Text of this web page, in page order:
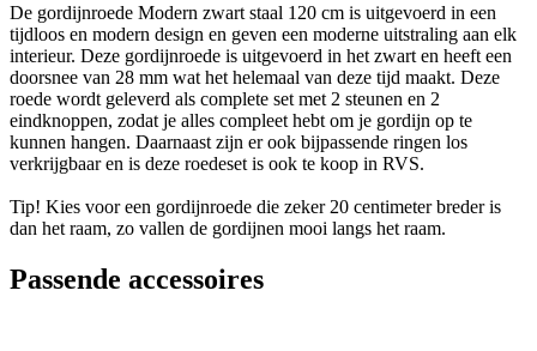
De gordijnroede Modern zwart staal 120 cm is uitgevoerd in een
tijdloos en modern design en geven een moderne uitstraling aan elk
interieur. Deze gordijnroede is uitgevoerd in het zwart en heeft een
doorsnee van 28 mm wat het helemaal van deze tijd maakt. Deze
roede wordt geleverd als complete set met 2 steunen en 2
eindknoppen, zodat je alles compleet hebt om je gordijn op te
kunnen hangen. Daarnaast zijn er ook bijpassende ringen los
verkrijgbaar en is deze roedeset is ook te koop in RVS.
Tip! Kies voor een gordijnroede die zeker 20 centimeter breder is
dan het raam, zo vallen de gordijnen mooi langs het raam.
Passende accessoires